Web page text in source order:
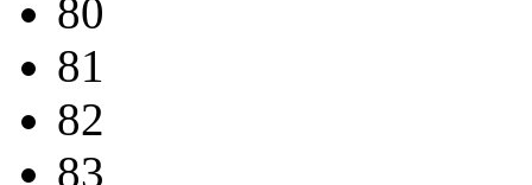
80
81
82
83